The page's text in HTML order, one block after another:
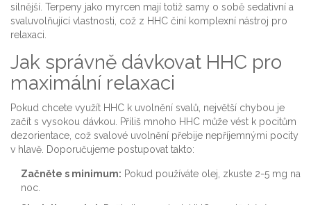
silnější. Terpeny jako myrcen mají totiž samy o sobě sedativní a
svaluvolňující vlastnosti, což z HHC činí komplexní nástroj pro
relaxaci.
Jak správně dávkovat HHC pro
maximální relaxaci
Pokud chcete využít HHC k uvolnění svalů, největší chybou je
začít s vysokou dávkou. Příliš mnoho HHC může vést k pocitům
dezorientace, což svalové uvolnění přebije nepříjemnými pocity
v hlavě. Doporučujeme postupovat takto:
Začněte s minimum: Pokud používáte olej, zkuste 2-5 mg na
noc.